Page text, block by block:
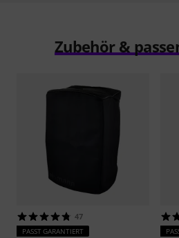
Zubehör &
47
PASST GARANTIERT